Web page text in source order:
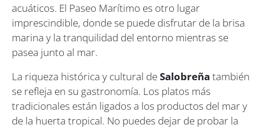
acuáticos. El Paseo Marítimo es otro lugar
imprescindible, donde se puede disfrutar de la brisa
marina y la tranquilidad del entorno mientras se
pasea junto al mar.
La riqueza histórica y cultural deSalobreña también
se refleja en su gastronomía. Los platos más
tradicionales están ligados a los productos del mar y
de la huerta tropical. No puedes dejar de probar la